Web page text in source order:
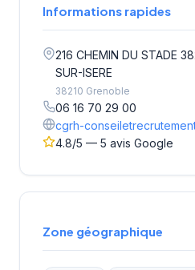
Informations rapides
216 CHEMIN DU STADE
SUR-ISERE
38210 Grenoble
06 16 70 29 00
cgrh-
4.8/5 — 5 avis Google
Zone géographique